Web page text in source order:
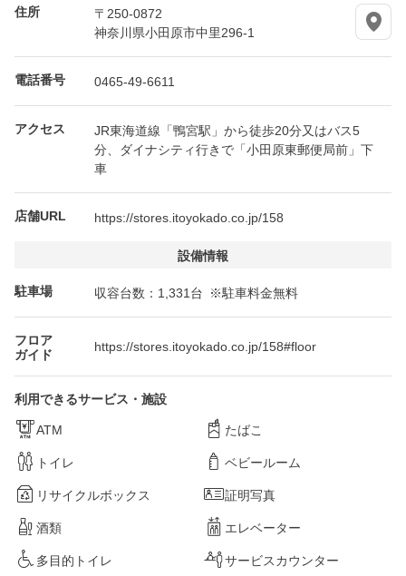
住所
〒250-0872
神奈川県小田原市中里296-1
電話番号 0465-49-6611
アクセス
JR東海道線「鴨宮駅」から徒歩20分又はバス5
分、ダイナシティ行きで「小田原東郵便局前」下
車
店舗URL https://stores.itoyokado.co.jp/158
設備情報
駐車場 収容台数：1,331台 ※駐車料金無料
フロア
ガイド
https://stores.itoyokado.co.jp/158#floor
利用できるサービス・施設
ATM たばこ
トイレ ベビールーム
リサイクルボックス 証明写真
酒類 エレベーター
多目的トイレ サービスカウンター